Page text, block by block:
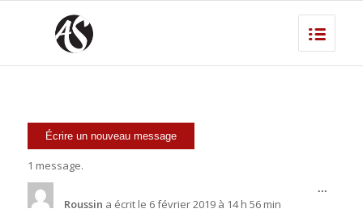
1 message.
Roussin a écrit le 6 février 2019 à 14 h 56 min
...